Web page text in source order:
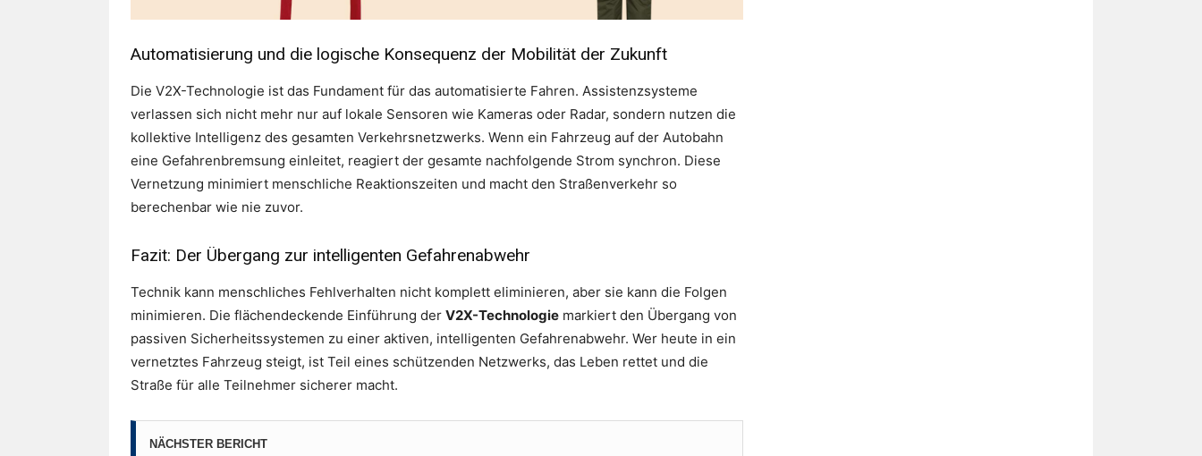
Automatisierung und die logische Konsequenz der Mobilität der Zukunft
Die V2X-Technologie ist das Fundament für das automatisierte Fahren. Assistenzsysteme
verlassen sich nicht mehr nur auf lokale Sensoren wie Kameras oder Radar, sondern nutzen die
kollektive Intelligenz des gesamten Verkehrsnetzwerks. Wenn ein Fahrzeug auf der Autobahn
eine Gefahrenbremsung einleitet, reagiert der gesamte nachfolgende Strom synchron. Diese
Vernetzung minimiert menschliche Reaktionszeiten und macht den Straßenverkehr so
berechenbar wie nie zuvor.
Fazit: Der Übergang zur intelligenten Gefahrenabwehr
Technik kann menschliches Fehlverhalten nicht komplett eliminieren, aber sie kann die Folgen
minimieren. Die flächendeckende Einführung der V2X-Technologie markiert den Übergang von
passiven Sicherheitssystemen zu einer aktiven, intelligenten Gefahrenabwehr. Wer heute in ein
vernetztes Fahrzeug steigt, ist Teil eines schützenden Netzwerks, das Leben rettet und die
Straße für alle Teilnehmer sicherer macht.
NÄCHSTER BERICHT